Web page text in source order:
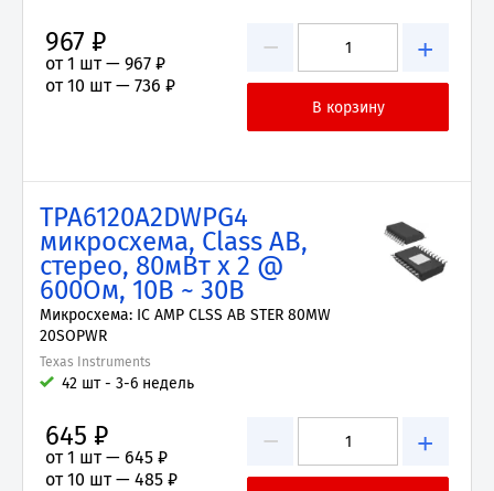
− +
967 ₽
от 1 шт — 967 ₽
от 10 шт — 736 ₽
TPA6120A2DWPG4
микросхема, Class AB,
стерео, 80мВт x 2 @
600Ом, 10В ~ 30В
Микросхема: IC AMP CLSS AB STER 80MW
20SOPWR
Texas Instruments
42 шт - 3-6 недель
− +
645 ₽
от 1 шт — 645 ₽
от 10 шт — 485 ₽